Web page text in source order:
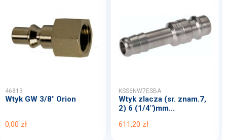
46813
Wtyk GW 3/8" Orion
0,00 zł
KSS6NW7ESBA
Wtyk zlacza (sr. znam.7,
2) 6 (1/4")mm...
611,20 zł